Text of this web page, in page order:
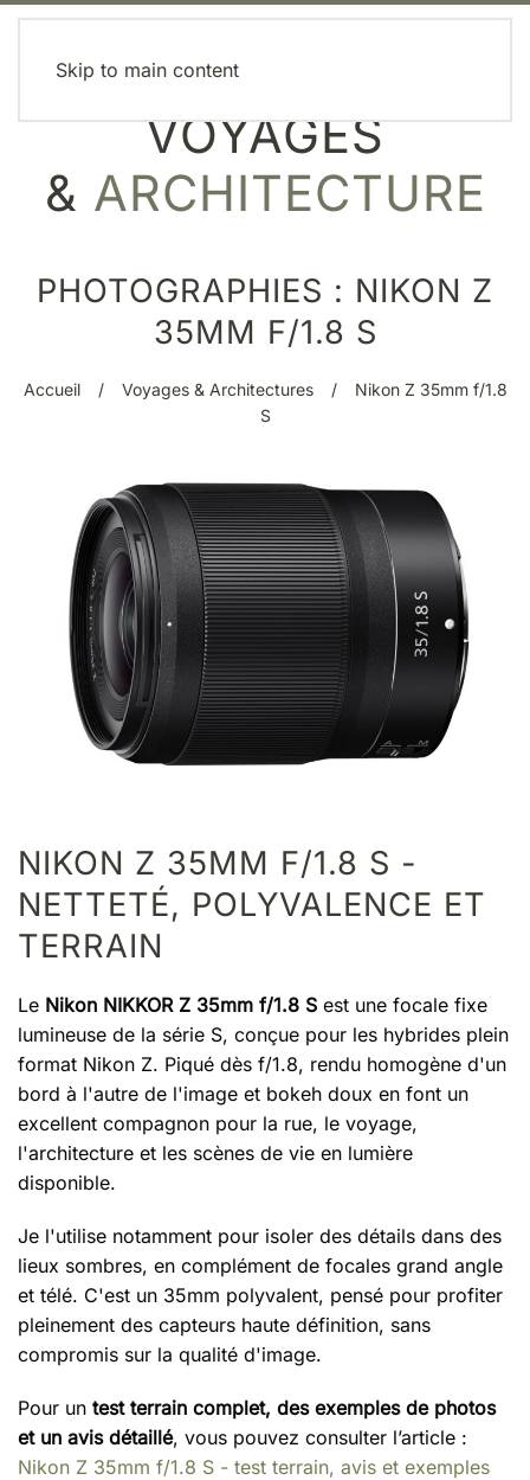
Skip to main content
VOYAGES
& ARCHITECTURE
PHOTOGRAPHIES : NIKON Z
35MM F/1.8 S
Accueil Voyages & Architectures
Nikon Z 35mm f/1.8
S
NIKON Z 35MM F/1.8 S -
NETTETÉ, POLYVALENCE ET
TERRAIN
Le Nikon NIKKOR Z 35mm f/1.8 S est une focale fixe
lumineuse de la série S, conçue pour les hybrides plein
format Nikon Z. Piqué dès f/1.8, rendu homogène d'un
bord à l'autre de l'image et bokeh doux en font un
excellent compagnon pour la rue, le voyage,
l'architecture et les scènes de vie en lumière
disponible.
Je l'utilise notamment pour isoler des détails dans des
lieux sombres, en complément de focales grand angle
et télé. C'est un 35mm polyvalent, pensé pour profiter
pleinement des capteurs haute définition, sans
compromis sur la qualité d'image.
Pour un test terrain complet, des exemples de photos
et un avis détaillé, vous pouvez consulter l’article :
Nikon Z 35mm f/1.8 S - test terrain, avis et exemples